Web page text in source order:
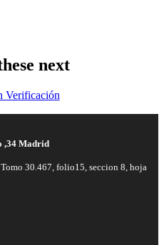
next
Verificación
,34 Madrid
30.467, folio15, seccion 8, hoja